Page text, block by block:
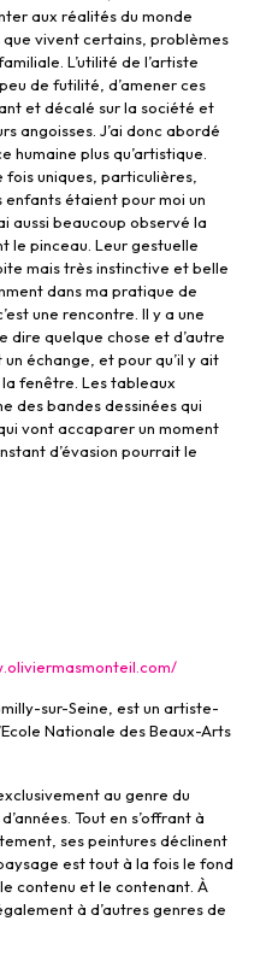
aux réalités du monde
vivent certains, problèmes
L’utilité de l’artiste
de futilité, d’amener ces
et décalé sur la société et
angoisses. J’ai donc abordé
humaine plus qu’artistique.
uniques, particulières,
enfants étaient pour moi un
aussi beaucoup observé la
le pinceau. Leur gestuelle
mais très instinctive et belle
dans ma pratique de
une rencontre. Il y a une
dire quelque chose et d’autre
échange, et pour qu’il y ait
la fenêtre. Les tableaux
des bandes dessinées qui
vont accaparer un moment
d’évasion pourrait le
sur-Seine, est un artiste-
Nationale des Beaux-Arts
au genre du
Tout en s’offrant à
ses peintures déclinent
est tout à la fois le fond
contenu et le contenant. À
à d’autres genres de